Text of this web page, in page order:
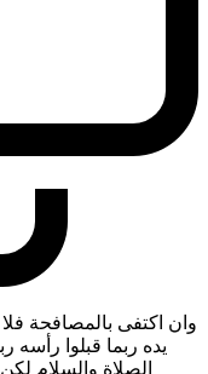
وان اكتفى بالمصافحة
يده ربما قبلوا رأسه
الصلاة والسلام